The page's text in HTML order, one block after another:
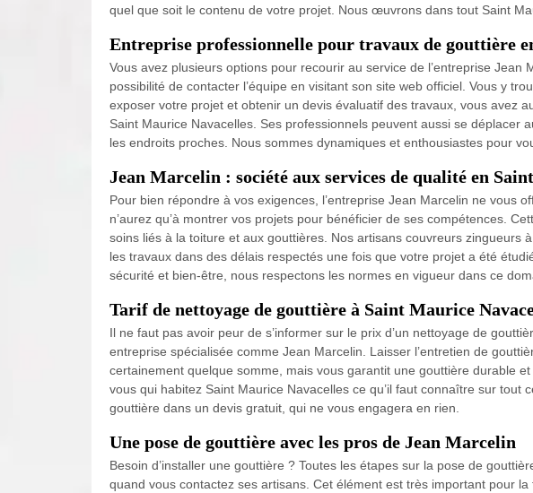
quel que soit le contenu de votre projet. Nous œuvrons dans tout Saint
Entreprise professionnelle pour travaux de gouttière
Vous avez plusieurs options pour recourir au service de l’entreprise Jean
possibilité de contacter l’équipe en visitant son site web officiel. Vous y
exposer votre projet et obtenir un devis évaluatif des travaux, vous avez
Saint Maurice Navacelles. Ses professionnels peuvent aussi se déplacer
les endroits proches. Nous sommes dynamiques et enthousiastes pour
Jean Marcelin : société aux services de qualité en
Pour bien répondre à vos exigences, l’entreprise Jean Marcelin ne vous
n’aurez qu’à montrer vos projets pour bénéficier de ses compétences.
soins liés à la toiture et aux gouttières. Nos artisans couvreurs zingueurs
les travaux dans des délais respectés une fois que votre projet a été
sécurité et bien-être, nous respectons les normes en vigueur dans ce
Tarif de nettoyage de gouttière à Saint Maurice
Il ne faut pas avoir peur de s’informer sur le prix d’un nettoyage de
entreprise spécialisée comme Jean Marcelin. Laisser l’entretien de
certainement quelque somme, mais vous garantit une gouttière durable
vous qui habitez Saint Maurice Navacelles ce qu’il faut connaître sur tout
gouttière dans un devis gratuit, qui ne vous engagera en rien.
Une pose de gouttière avec les pros de Jean Marcelin
Besoin d’installer une gouttière ? Toutes les étapes sur la pose de
quand vous contactez ses artisans. Cet élément est très important pour